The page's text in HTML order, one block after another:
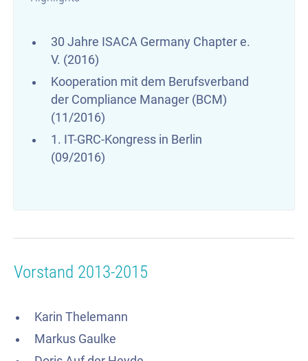
30 Jahre ISACA Germany Chapter e.
V. (2016)
Kooperation mit dem Berufsverband
der Compliance Manager (BCM)
(11/2016)
1. IT-GRC-Kongress in Berlin
(09/2016)
Vorstand 2013-2015
Karin Thelemann
Markus Gaulke